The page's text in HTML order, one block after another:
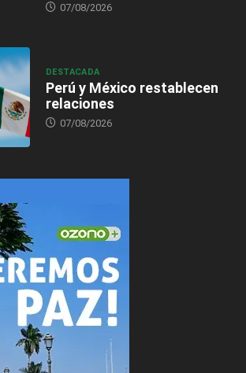
07/08/2026
DESTACADA
Perú y México restablecen
relaciones
07/08/2026